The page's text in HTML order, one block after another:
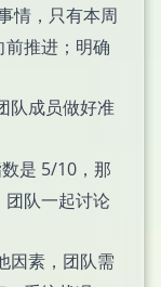
情，只有本周
推进；明确
队成员做好准
是 5/10，那
团队一起讨论
因素，团队需